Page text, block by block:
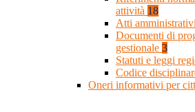
attività 18
Atti
Documenti di
gestionale 3
Statuti e leggi
Codice
Oneri informativi per